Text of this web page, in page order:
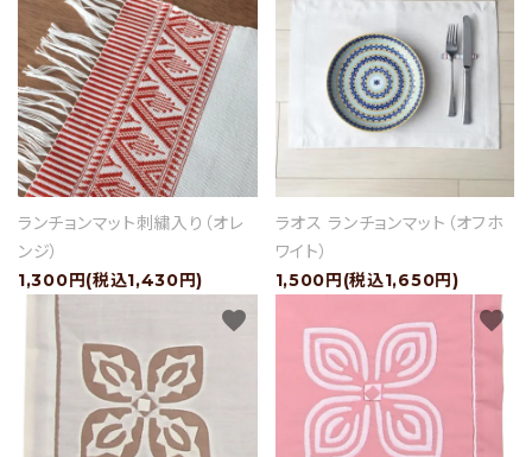
素材から探す
価格から探す
国から探す
私たちについて
店舗情報
パートナーブランド
ショップブログ
- ご利用ガイド
ランチョンマット刺繍入り（オレ
ンジ）
1,300円(税込1,430円)
ラオス ランチョンマット（オフホ
ワイト）
1,500円(税込1,650円)
favorite favorite